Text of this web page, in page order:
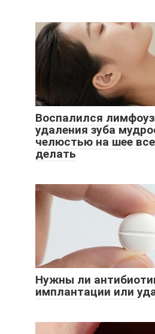
Воспалился
удаления зуба
челюстью на шее
делать
Нужны ли
имплантации или